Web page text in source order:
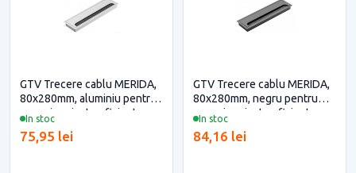
In stoc
GTV Trecere cablu MERIDA,
80x280mm, aluminiu pentru
casa si proiecte eficiente
75,95 lei
In stoc
GTV Trecere cablu MERIDA,
80x280mm, negru pentru
casa si proiecte eficiente
84,16 lei